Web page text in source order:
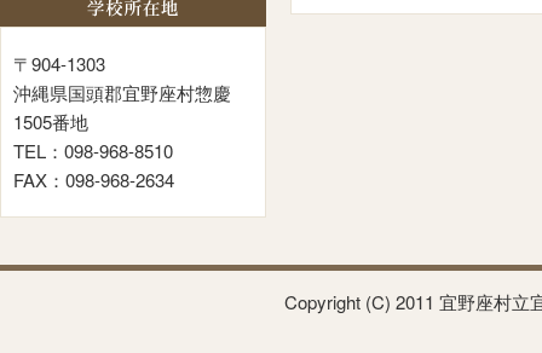
〒904-1303
沖縄県国頭郡宜野座村惣慶
1505番地
TEL：098-968-8510
FAX：098-968-2634
Copyright (C) 2011 宜野座村立